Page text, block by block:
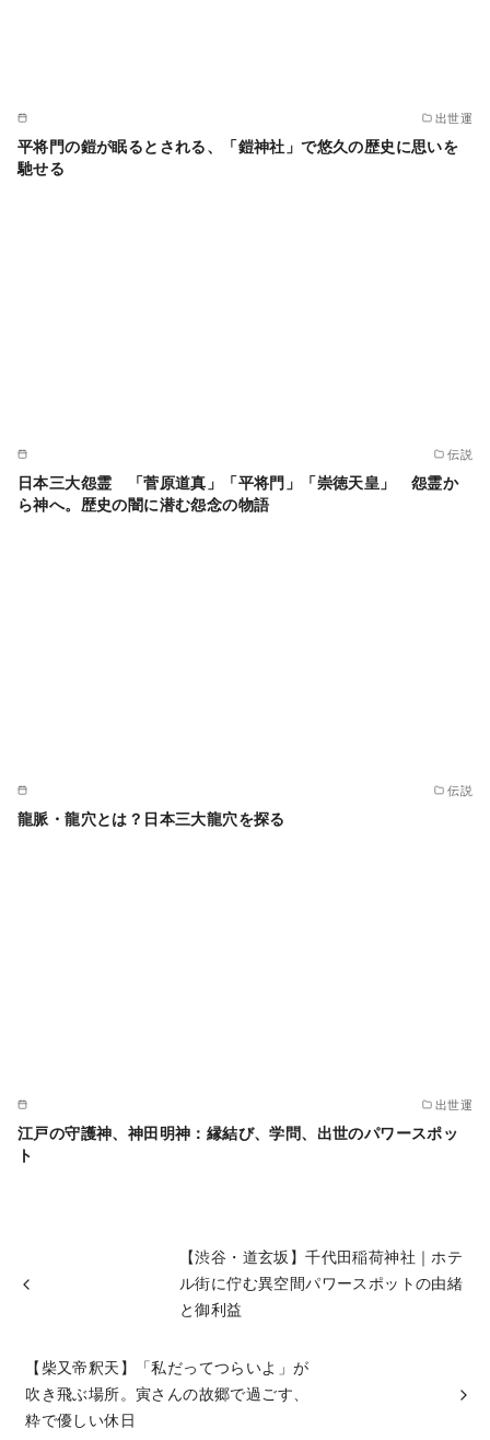
出世運
平将門の鎧が眠るとされる、「鎧神社」で悠久の歴史に思いを
馳せる
伝説
日本三大怨霊 「菅原道真」「平将門」「崇徳天皇」 怨霊か
ら神へ。歴史の闇に潜む怨念の物語
伝説
龍脈・龍穴とは？日本三大龍穴を探る
出世運
江戸の守護神、神田明神：縁結び、学問、出世のパワースポッ
ト
【渋谷・道玄坂】千代田稲荷神社｜ホテ
ル街に佇む異空間パワースポットの由緒
と御利益
【柴又帝釈天】「私だってつらいよ」が
吹き飛ぶ場所。寅さんの故郷で過ごす、
粋で優しい休日